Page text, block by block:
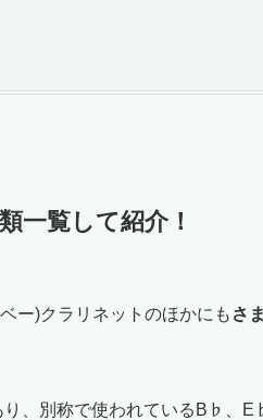
一覧して紹介！
ー)クラリネットのほかにも さ
り、別称で使われているB♭、